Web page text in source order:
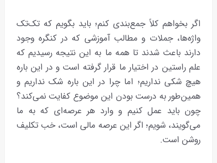
اگر بخواهم کلاً جمع‌بندی کنم؛ باید بگویم که تک‌تک
واژه‌ها، جملات و مطالب آموزشی که در کنگره وجود
دارند باعث شدند تا همه ما به این نتیجه رسیدیم که
علم راستین در اختیار ما قرار گرفته است و در این‌ باره
هیچ شکی نداریم؛ اما چرا در این‌ باره شک نداریم و
همین‌طور به درست بودن این موضوع کفایت نمی‌کند؟
چون باید عمل کنیم و وارد هر عرصه‌ای که به ما
می‌گویند، شویم؛ اگر این عرصه مالی است، خب تکلیف
روشن است.